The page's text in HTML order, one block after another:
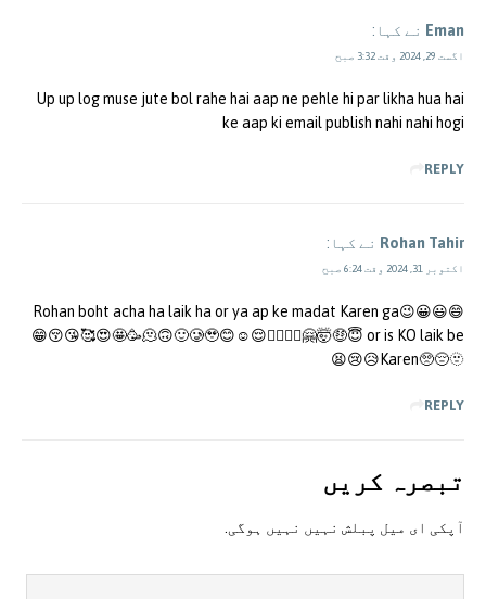
Eman نے کہا:
اگست 29, 2024 وقت 3:32 صبح
Up up log muse jute bol rahe hai aap ne pehle hi par likha hua hai
ke aap ki email publish nahi nahi hogi
REPLY
Rohan Tahir نے کہا:
اکتوبر 31, 2024 وقت 6:24 صبح
Rohan boht acha ha laik ha or ya ap ke madat Karen ga😉😀😃😄
😁😚😘🥰😍🤩🥳🫠🙃🙂🥲🥹😊☺️😌🙂‍↕️🙂‍↔️🤗🤯🤑😇 or is KO laik be
Karen🥺😔🫥😥😢😫
REPLY
تبصرہ کريں
آپکی ای ميل پبلش نہيں نہيں ہوگی.